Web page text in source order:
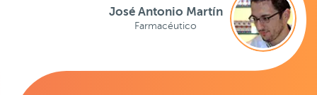
José Antonio Martín
Farmacéutico